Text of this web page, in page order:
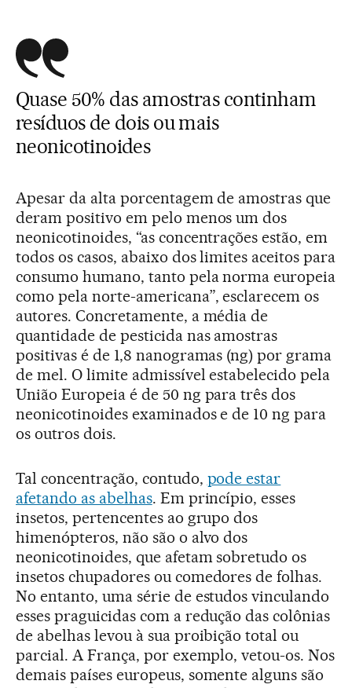
Quase 50% das amostras continham
resíduos de dois ou mais
neonicotinoides
Apesar da alta porcentagem de amostras que
deram positivo em pelo menos um dos
neonicotinoides, “as concentrações estão, em
todos os casos, abaixo dos limites aceitos para
consumo humano, tanto pela norma europeia
como pela norte-americana”, esclarecem os
autores. Concretamente, a média de
quantidade de pesticida nas amostras
positivas é de 1,8 nanogramas (ng) por grama
de mel. O limite admissível estabelecido pela
União Europeia é de 50 ng para três dos
neonicotinoides examinados e de 10 ng para
os outros dois.
Tal concentração, contudo, pode estar
afetando as abelhas. Em princípio, esses
insetos, pertencentes ao grupo dos
himenópteros, não são o alvo dos
neonicotinoides, que afetam sobretudo os
insetos chupadores ou comedores de folhas.
No entanto, uma série de estudos vinculando
esses praguicidas com a redução das colônias
de abelhas levou à sua proibição total ou
parcial. A França, por exemplo, vetou-os. Nos
demais países europeus, somente alguns são